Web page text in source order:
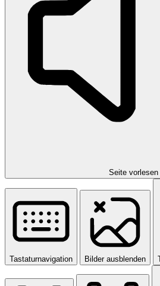
Seite vorlesen
Tastaturnavigation Bilder ausblenden